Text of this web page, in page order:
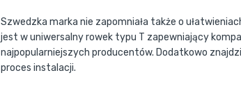
Szwedzka marka nie zapomniała także o
jest w uniwersalny rowek typu T zapewniający
najpopularniejszych producentów. Dodatkowo
proces instalacji.